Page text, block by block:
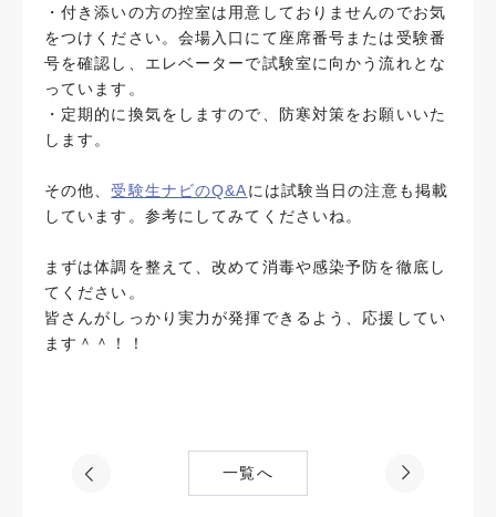
・付き添いの方の控室は用意しておりませんのでお気
をつけください。会場入口にて座席番号または受験番
号を確認し、エレベーターで試験室に向かう流れとな
っています。
・定期的に換気をしますので、防寒対策をお願いいた
します。
その他、受験生ナビのQ&Aには試験当日の注意も掲載
しています。参考にしてみてくださいね。
まずは体調を整えて、改めて消毒や感染予防を徹底し
てください。
皆さんがしっかり実力が発揮できるよう、応援してい
ます＾＾！！
一覧へ